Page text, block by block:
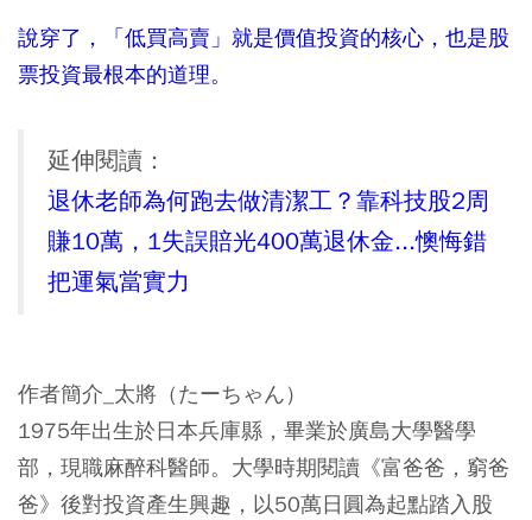
說穿了，「低買高賣」就是價值投資的核心，也是股
票投資最根本的道理。
延伸閱讀：
退休老師為何跑去做清潔工？靠科技股2周
賺10萬，1失誤賠光400萬退休金...懊悔錯
把運氣當實力
作者簡介_太將（たーちゃん）
1975年出生於日本兵庫縣，畢業於廣島大學醫學
部，現職麻醉科醫師。大學時期閱讀《富爸爸，窮爸
爸》後對投資產生興趣，以50萬日圓為起點踏入股